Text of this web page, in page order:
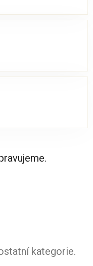
kategorie.